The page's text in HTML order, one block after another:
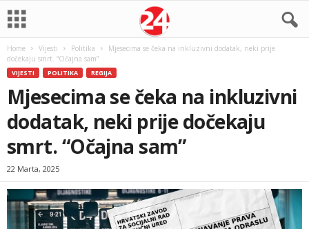
Home Vijesti Politika
Mjesecima se čeka na inkluzivni dodatak, neki prije
dočekaju smrt. “Očajna sam”
VIJESTI POLITIKA REGIJA
Mjesecima se čeka na inkluzivni
dodatak, neki prije dočekaju
smrt. “Očajna sam”
22 Marta, 2025